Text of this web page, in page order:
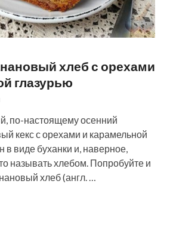
хлеб с орехами
глазурью
по-настоящему осенний
кекс с орехами и карамельной
в виде буханки и, наверное,
называть хлебом. Попробуйте и
хлеб (англ. …